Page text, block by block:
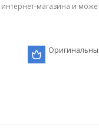
магазина и